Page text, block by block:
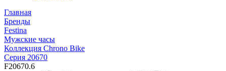
Главная
Бренды
Festina
Мужские часы
Коллекция Chrono Bike
Серия 20670
F20670.6